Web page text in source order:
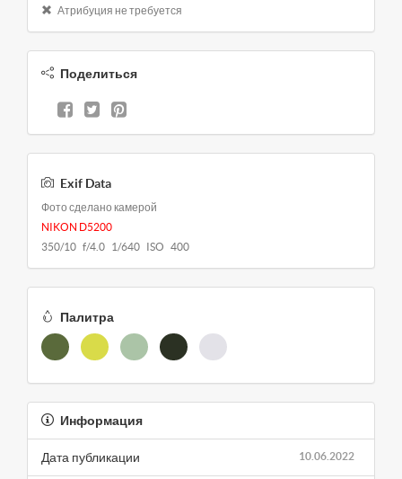
Атрибуция не требуется
Поделиться
Exif Data
Фото сделано камерой
NIKON D5200
350/10 f/4.0 1/640 ISO 400
Палитра
Информация
10.06.2022
Дата публикации